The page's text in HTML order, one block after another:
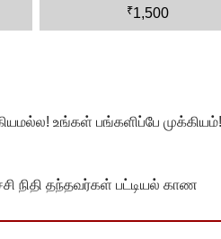
₹1,500
உங்கள் பங்களிப்பே முக்கியம்!
நிதி தந்தவர்கள் பட்டியல் காண